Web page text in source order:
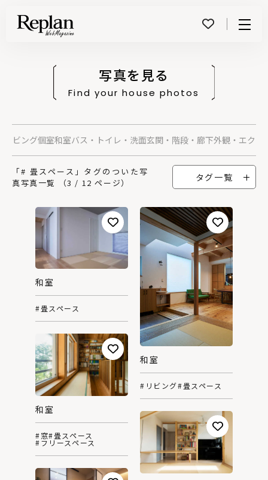
写真を見る
Find your house photos
リビング個室和室バス・トイレ・洗面玄関・階段・廊下外観・エクス
「# 畳スペース」タグのついた写
真写真一覧 （3 / 12 ページ）
タグ一覧
和室
#畳スペース
和室
#リビング#畳スペース
和室
#窓#畳スペース
#フリースペース